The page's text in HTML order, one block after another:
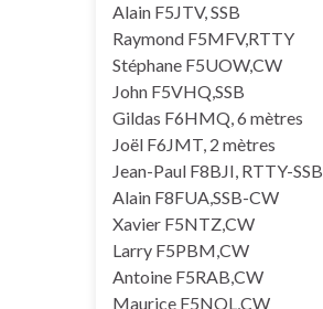
Alain F5JTV, SSB
Raymond F5MFV,RTTY
Stéphane F5UOW,CW
John F5VHQ,SSB
Gildas F6HMQ, 6 mètres
Joël F6JMT, 2 mètres
Jean-Paul F8BJI, RTTY-SSB
Alain F8FUA,SSB-CW
Xavier F5NTZ,CW
Larry F5PBM,CW
Antoine F5RAB,CW
Maurice F5NQL,CW